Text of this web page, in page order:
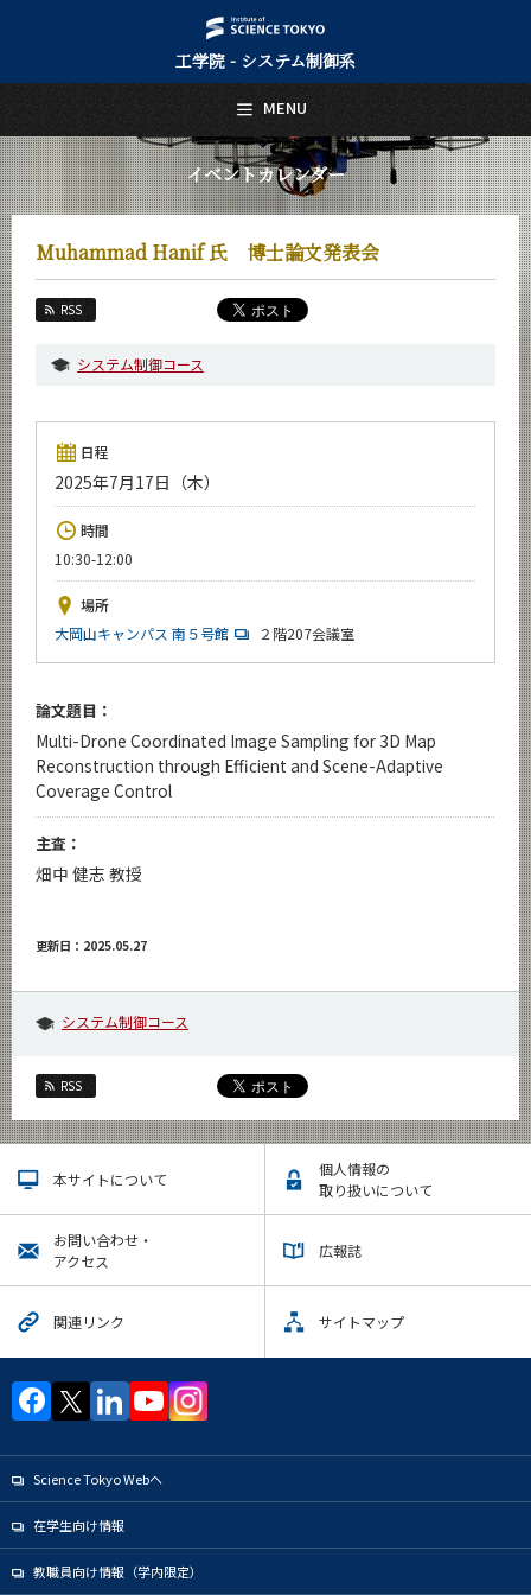
工学院 - システム制御系
イベントカレンダー
Muhammad Hanif 氏 博士論文発表会
RSS
システム制御コース
日程
2025年7月17日（木）
時間
10:30-12:00
場所
大岡山キャンパス 南５号館
２階207会議室
論文題目：
Multi-Drone Coordinated Image Sampling for 3D Map
Reconstruction through Efficient and Scene-Adaptive
Coverage Control
主査：
畑中 健志 教授
更新日：2025.05.27
システム制御コース
RSS
本サイトについて
個人情報の
取り扱いについて
お問い合わせ・
アクセス
広報誌
関連リンク サイトマップ
Science Tokyo Webヘ
在学生向け情報
教職員向け情報（学内限定）
MENU
日本語 English
トップページ
Top Page
システム制御系について
About Us
Education
入学案内
Admissions
システム制御系 News
イベントカレンダー
Event Calendar
今後の課程別イベント
年別アーカイブ
CLOSE